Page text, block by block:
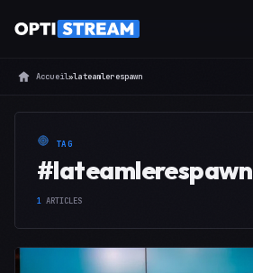
Accueil»lateamlerespawn
TAG
#lateamlerespawn
1 ARTICLES